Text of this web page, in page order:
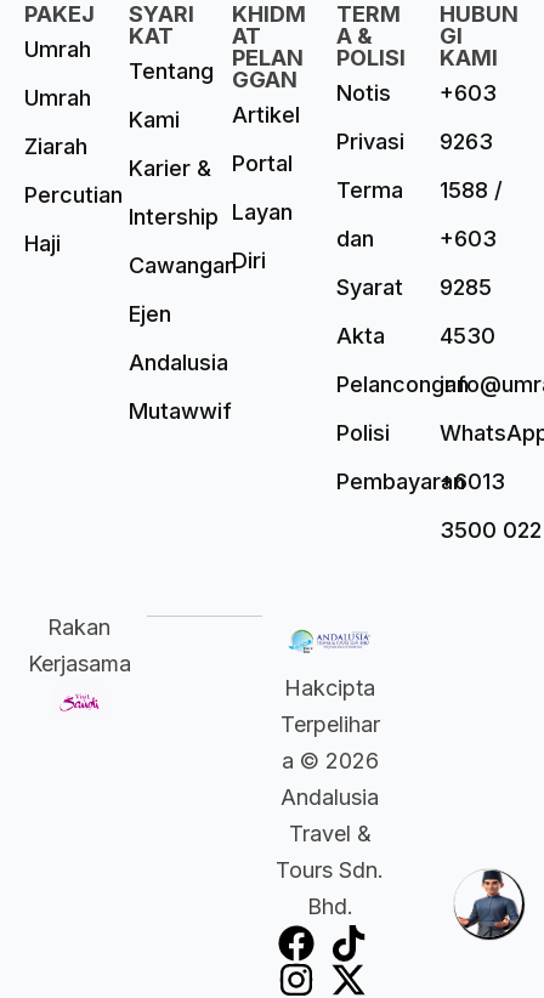
PAKEJ
Umrah
Umrah
Ziarah
Percutian
Haji
SYARI
KAT
Tentang
Kami
Karier &
Intership
Cawangan
Ejen
Andalusia
Mutawwif
KHIDM
AT
PELAN
GGAN
Artikel
Portal
Layan
Diri
TERM
A &
POLISI
Notis
Privasi
Terma
dan
Syarat
Akta
Pelancongan
Polisi
Pembayaran
HUBUN
GI
KAMI
+603
9263
1588 /
+603
9285
4530
+6013
3500 022
Rakan
Kerjasama
Hakcipta
Terpelihar
a © 2026
Andalusia
Travel &
Tours Sdn.
Bhd.